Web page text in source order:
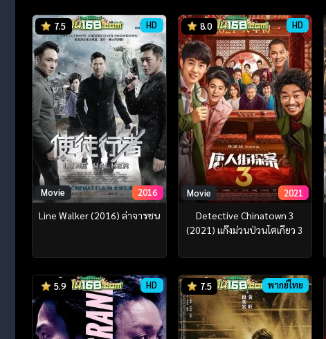
7.5 HD
Movie 2016
Line Walker (2016) ล่าจารชน
8.0 HD
Movie 2021
Detective Chinatown 3
(2021) แก๊งม่วนป่วนโตเกียว 3
5.9 HD 7.5 พากย์ไทย